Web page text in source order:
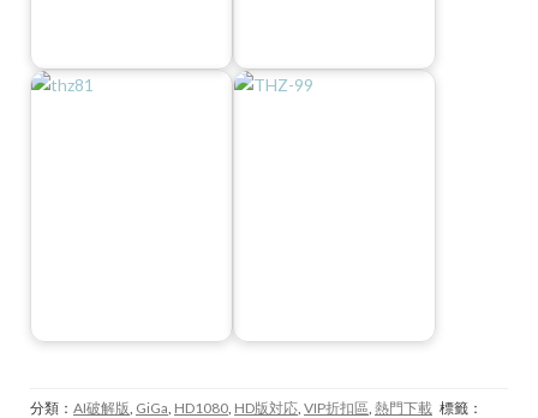
分類： AI破解版 GiGa HD1080 HD版対応 VIP折扣區 熱門下載 標籤：